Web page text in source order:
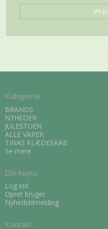
Vis
Kategorier
BRANDS
NYHEDER
JULESTUEN
ALLE VARER
TINAS KLÆDESKAB
Se mere
Din konto
Log ind
Opret bruger
Nyhedstilmelding
Kontakt